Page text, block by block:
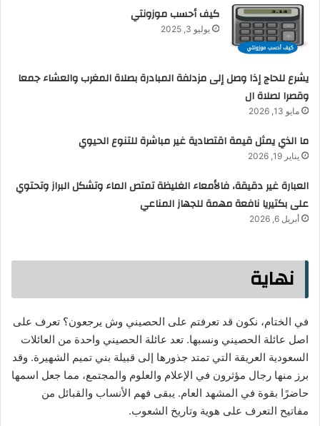
كيف أحسب موزونتي
يوليو 3, 2025
يشرع للحاج إذا وصل إلى مزدلفة المبادرة بصلاة المغرب والعشاء جمعا
وقصرا لصلاة ال
مايو 13, 2026
ما الذي يمثل قيمة اقتصادية غير مباشرة للتنوع الحيوي
يناير 19, 2026
العبارة غير دقيقة، فالأمعاء الغليظة تمتص الماء وتشكل البراز وتحتوي
على بكتيريا نافعة مهمة للجهاز المناعي
أبريل 6, 2026
نهاية
في الختام، نكون قد تعرفتم على الحصيني وش يرجعون؟ تعرف على
اصل عائلة الحصيني ونسبها. تعد عائلة الحصيني واحدة من العائلات
السعودية العريقة التي تمتد جذورها إلى قبيلة بني تميم الشهيرة. وقد
برز منها رجال مؤثرون في الإعلام والعلوم والمجتمع، مما جعل اسمها
حاضرًا بقوة في المشهد العام. يبقى فهم الأنساب والقبائل من
مفاتيح التعرف على هوية وتاريخ الشعوب.